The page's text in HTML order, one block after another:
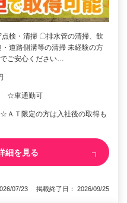
検・清掃 〇排水管の清掃、飲
道路側溝等の清掃 未経験の方
ご安心ください…
☆車通勤可
Ｔ限定の方は入社後の取得も
細を見る
07/23 掲載終了日： 2026/09/25